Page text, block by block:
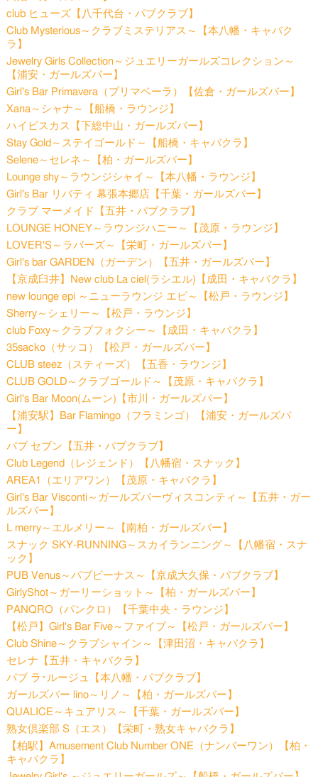
club ヒューズ【八千代台・パブクラブ】
Club Mysterious～クラブミステリアス～【本八幡・キャバク
ラ】
Jewelry Girls Collection～ジュエリーガールズコレクション～
【浦安・ガールズバー】
Girl's Bar Primavera（プリマベーラ）【佐倉・ガールズバー】
Xana～シャナ～【船橋・ラウンジ】
ハイビスカス【下総中山・ガールズバー】
Stay Gold～ステイゴールド～【船橋・キャバクラ】
Selene～セレネ～【柏・ガールズバー】
Lounge shy～ラウンジシャイ～【本八幡・ラウンジ】
Girl's Bar リバティ 幕張本郷店【千葉・ガールズバー】
クラブ マーメイド【五井・パブクラブ】
LOUNGE HONEY～ラウンジハニー～【茂原・ラウンジ】
LOVER'S～ラバーズ～【栄町・ガールズバー】
Girl's bar GARDEN（ガーデン）【五井・ガールズバー】
【京成臼井】New club La ciel(ラシエル)【成田・キャバクラ】
new lounge epi ～ニューラウンジ エピ～【松戸・ラウンジ】
Sherry～シェリー～【松戸・ラウンジ】
club Foxy～クラブフォクシー～【成田・キャバクラ】
35sacko（サッコ）【松戸・ガールズバー】
CLUB steez（スティーズ）【五香・ラウンジ】
CLUB GOLD～クラブゴールド～【茂原・キャバクラ】
Girl's Bar Moon(ムーン)【市川・ガールズバー】
【浦安駅】Bar Flamingo（フラミンゴ）【浦安・ガールズバ
ー】
パブ セブン【五井・パブクラブ】
Club Legend（レジェンド）【八幡宿・スナック】
AREA1（エリアワン）【茂原・キャバクラ】
Girl's Bar Visconti～ガールズバーヴィスコンティ～【五井・ガー
ルズバー】
L merry～エルメリー～【南柏・ガールズバー】
スナック SKY-RUNNING～スカイランニング～【八幡宿・スナ
ック】
PUB Venus～パブビーナス～【京成大久保・パブクラブ】
GirlyShot～ガーリーショット～【柏・ガールズバー】
PANQRO（パンクロ）【千葉中央・ラウンジ】
【松戸】Girl's Bar Five～ファイブ～【松戸・ガールズバー】
Club Shine～クラブシャイン～【津田沼・キャバクラ】
セレナ【五井・キャバクラ】
パブ ラ･ルージュ【本八幡・パブクラブ】
ガールズバー lino～リノ～【柏・ガールズバー】
QUALICE～キュアリス～【千葉・ガールズバー】
熟女倶楽部 S（エス）【栄町・熟女キャバクラ】
【柏駅】Amusement Club Number ONE（ナンバーワン）【柏・
キャバクラ】